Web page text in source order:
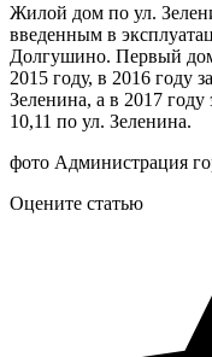
Жилой дом по ул.
введенным в
Долгушино. Первый
2015 году, в 2016 году
Зеленина, а в 2017
10,11 по ул. Зеленина.
фото Администрация
Оцените статью